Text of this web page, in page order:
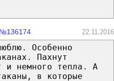
№136174 22.11.2016
Особенно
Пахнут
и немного тепла. А
в которые